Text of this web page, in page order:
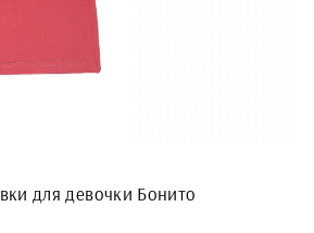
для девочки Бонито